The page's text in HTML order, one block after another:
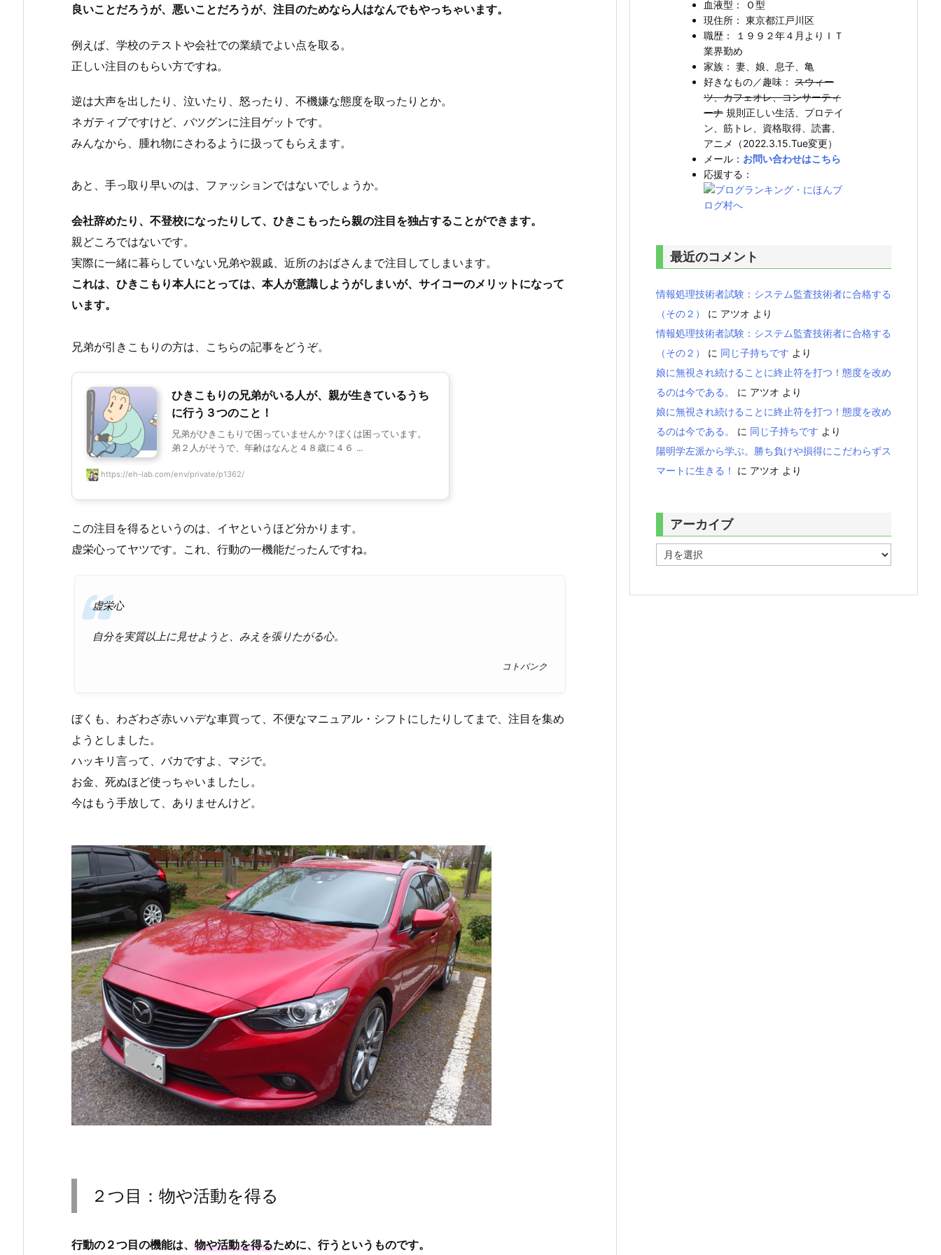
良いことだろうが、悪いことだろうが、注目のためなら人はなんでもやっちゃいます。
例えば、学校のテストや会社での業績でよい点を取る。
正しい注目のもらい方ですね。
逆は大声を出したり、泣いたり、怒ったり、不機嫌な態度を取ったりとか。
ネガティブですけど、バツグンに注目ゲットです。
みんなから、腫れ物にさわるように扱ってもらえます。
あと、手っ取り早いのは、ファッションではないでしょうか。
会社辞めたり、不登校になったりして、ひきこもったら親の注目を独占することができます。
親どころではないです。
実際に一緒に暮らしていない兄弟や親戚、近所のおばさんまで注目してしまいます。
これは、ひきこもり本人にとっては、本人が意識しようがしまいが、サイコーのメリットになって
います。
兄弟が引きこもりの方は、こちらの記事をどうぞ。
ひきこもりの兄弟がいる人が、親が生きているうち
に行う３つのこと！
兄弟がひきこもりで困っていませんか？ぼくは困っています。
弟２人がそうで、年齢はなんと４８歳に４６ ...
https://eh-lab.com/env/private/p1362/
この注目を得るというのは、イヤというほど分かります。
虚栄心ってヤツです。これ、行動の一機能だったんですね。
虚栄心
自分を実質以上に見せようと、みえを張りたがる心。
コトバンク
ぼくも、わざわざ赤いハデな車買って、不便なマニュアル・シフトにしたりしてまで、注目を集め
ようとしました。
ハッキリ言って、バカですよ、マジで。
お金、死ぬほど使っちゃいましたし。
今はもう手放して、ありませんけど。
２つ目：物や活動を得る
行動の２つ目の機能は、 物や活動を得るために、行うというものです。
血液型： Ｏ型
現住所： 東京都江戸川区
職歴： １９９２年４月よりＩＴ
業界勤め
家族： 妻、娘、息子、亀
好きなもの／趣味： スウィー
ツ、カフェオレ、コンサーティ
ーナ 規則正しい生活、プロテイ
ン、筋トレ、資格取得、読書、
アニメ（2022.3.15.Tue変更）
メール： お問い合わせはこちら
応援する：
最近のコメント
情報処理技術者試験：システム監査技術者に合格する
（その２）
に アツオ より
情報処理技術者試験：システム監査技術者に合格する
（その２）
に 同じ子持ちです より
娘に無視され続けることに終止符を打つ！態度を改め
るのは今である。
に アツオ より
娘に無視され続けることに終止符を打つ！態度を改め
るのは今である。
に 同じ子持ちです より
陽明学左派から学ぶ。勝ち負けや損得にこだわらずス
マートに生きる！
に アツオ より
アーカイブ
ー